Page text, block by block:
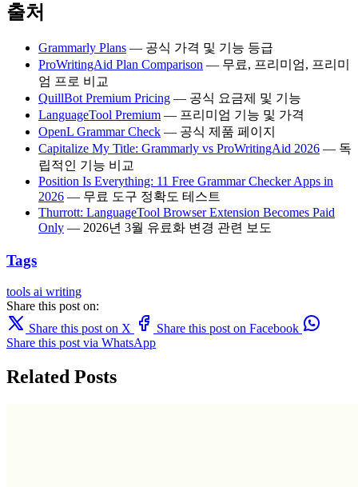
출처
Grammarly Plans — 공식 가격 및 기능 등급
ProWritingAid Plan Comparison — 무료, 프리미엄, 프리미
엄 프로 비교
QuillBot Premium Pricing — 공식 요금제 및 기능
LanguageTool Premium — 프리미엄 기능 및 가격
OpenL Grammar Check — 공식 제품 페이지
Capitalize My Title: Grammarly vs ProWritingAid 2026 — 독
립적인 기능 비교
Position Is Everything: 11 Free Grammar Checker Apps in
2026 — 무료 도구 정확도 테스트
Thurrott: LanguageTool Browser Extension Becomes Paid
Only — 2026년 3월 유료화 변경 관련 보도
Tags
tools ai writing
Share this post on:
Share this post on X
Share this post on Facebook
Share this post via WhatsApp
Related Posts